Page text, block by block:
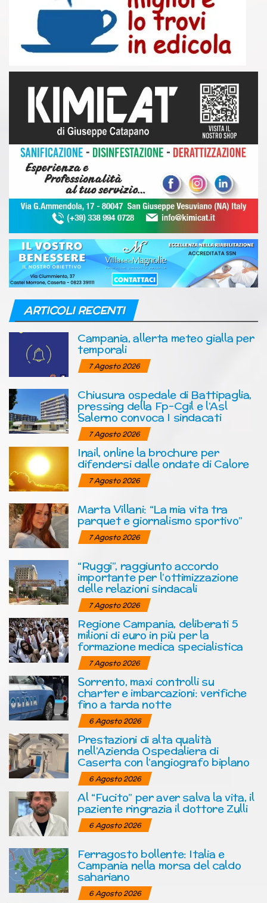
ARTICOLI RECENTI
Campania, allerta meteo gialla per
temporali
7 Agosto 2026
Chiusura ospedale di Battipaglia,
pressing della Fp-Cgil e l’Asl
Salerno convoca I sindacati
7 Agosto 2026
Inail, online la brochure per
difendersi dalle ondate di Calore
7 Agosto 2026
Marta Villani: “La mia vita tra
parquet e giornalismo sportivo”
7 Agosto 2026
“Ruggi”, raggiunto accordo
importante per l’ottimizzazione
delle relazioni sindacali
7 Agosto 2026
Regione Campania, deliberati 5
milioni di euro in più per la
formazione medica specialistica
7 Agosto 2026
Sorrento, maxi controlli su
charter e imbarcazioni: verifiche
fino a tarda notte
6 Agosto 2026
Prestazioni di alta qualità
nell’Azienda Ospedaliera di
Caserta con l’angiografo biplano
6 Agosto 2026
Al “Fucito” per aver salva la vita, il
paziente ringrazia il dottore Zulli
6 Agosto 2026
Ferragosto bollente: Italia e
Campania nella morsa del caldo
sahariano
6 Agosto 2026